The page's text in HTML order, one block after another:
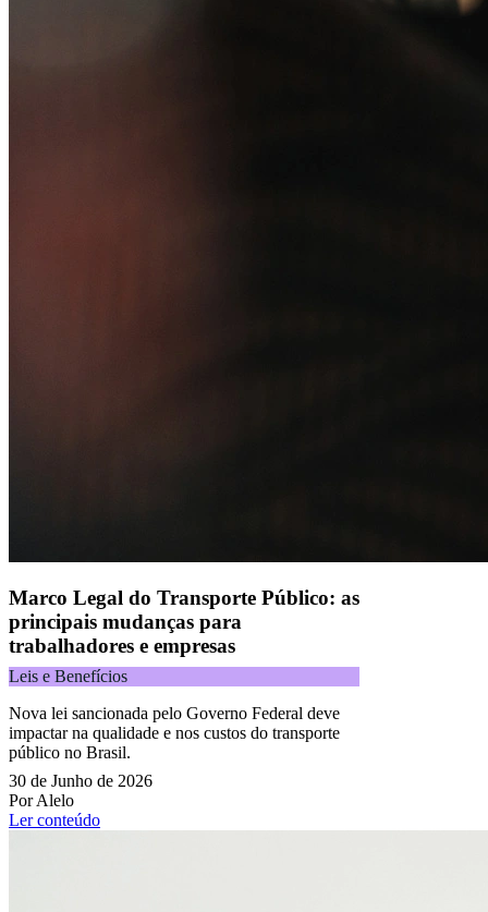
Marco Legal do Transporte Público: as
principais mudanças para
trabalhadores e empresas
Leis e Benefícios
Nova lei sancionada pelo Governo Federal deve
impactar na qualidade e nos custos do transporte
público no Brasil.
30 de Junho de 2026
Por Alelo
Ler conteúdo